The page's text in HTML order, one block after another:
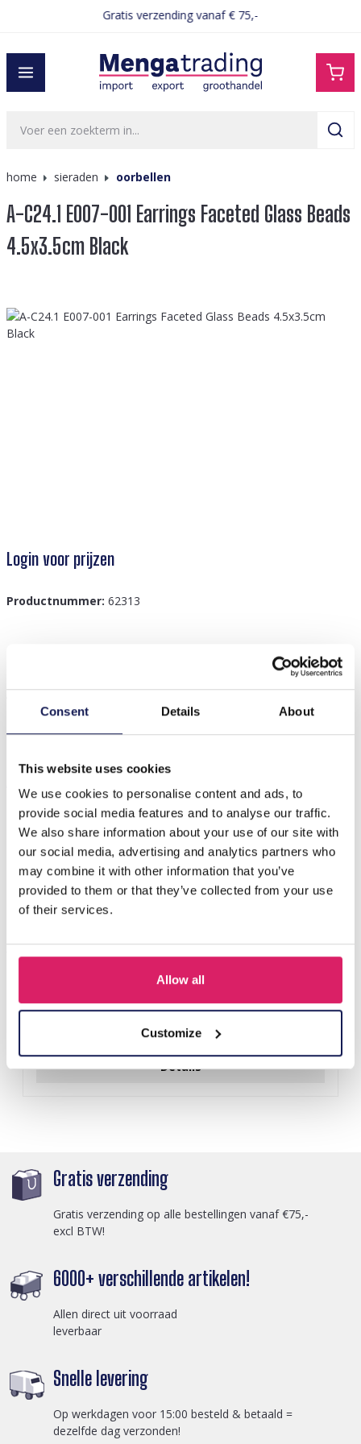
Consent Details About
This website uses cookies
We use cookies to personalise content and ads, to
provide social media features and to analyse our traffic.
We also share information about your use of our site with
our social media, advertising and analytics partners who
may combine it with other information that you’ve
provided to them or that they’ve collected from your use
of their services.
Allow all
Customize
Gratis verzending vanaf € 75,-
home sieraden oorbellen
A-C24.1 E007-001 Earrings Faceted Glass Beads
4.5x3.5cm Black
Afbeeldingengalerij overslaan
Login voor prijzen
Productnummer: 62313
A-C24.1 E007-001 Earrings Faceted Glass Beads
4.5x3.5cm Black
Anderen kochten ook
A-F10.1 E007-001 Earrings Faceted Glass Beads 4.5x3.5cm
Black
Login voor prijzen
Details
Gratis verzending
Gratis verzending op alle bestellingen vanaf €75,-
excl BTW!
6000+ verschillende artikelen!
Allen direct uit voorraad
leverbaar
Snelle levering
Op werkdagen voor 15:00 besteld & betaald =
dezelfde dag verzonden!